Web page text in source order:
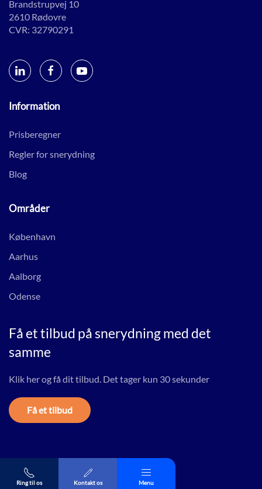
Brandstrupvej 10
2610 Rødovre
CVR: 32790291
Information
Prisberegner
Regler for snerydning
Blog
Områder
København
Aarhus
Aalborg
Odense
Få et tilbud på snerydning med det
samme
Klik her og få dit tilbud. Det tager kun 30 sekunder
Få et tilbud
Ring til os Kontakt os Menu